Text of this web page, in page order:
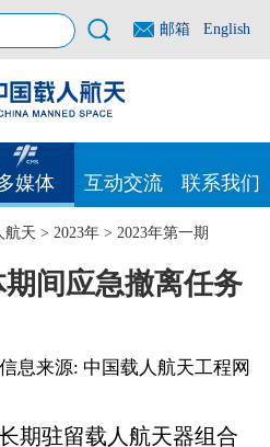
邮箱 English
媒体 互动交流 联系我们
航天 > 2023年> 2023年第一期
间应急撤离任务
信息来源: 中国载人航天工程网
期驻留载人航天器组合